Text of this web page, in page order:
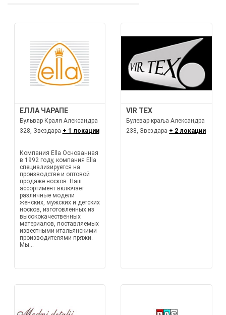
ЕЛЛА ЧАРАПЕ
Бульвар Краля Александра
328, Звездара + 1 локации
Компания Ella Основанная
в 1992 году, компания Ella
специализируется на
производстве и оптовой
продаже носков. Наш
ассортимент включает
различные модели
женских, мужских и детских
носков, изготовленных из
высококачественных
материалов, поставляемых
известными итальянскими
производителями пряжи.
Мы...
VIR TEX
Булевар краља Александра
238, Звездара + 2 локации